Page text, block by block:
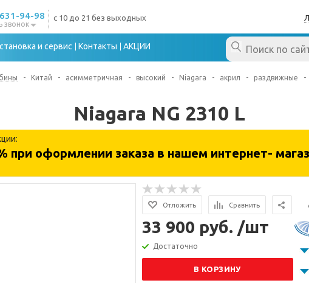
94-98
звонок
с 10 до 21 без выходных
и сервис Контакты АКЦИИ
- Китай - асимметричная - высокий - Niagara - акрил - раздвижные -
Niagara NG 2310 L
при оформлении заказа в нашем интернет-
Отложить Сравнить
33 900 руб. /шт
Достаточно
В КОРЗИНУ